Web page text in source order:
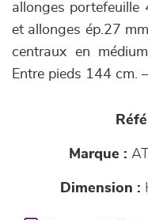
allonges
et allonges ép.27
centraux en
Entre pieds 144 cm.
Marque :
Dimension :